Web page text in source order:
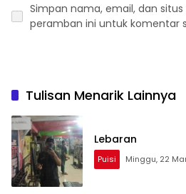
Simpan nama, email, dan
peramban ini untuk komentar
Tulisan Menarik Lainnya
Lebaran
Puisi Minggu, 22